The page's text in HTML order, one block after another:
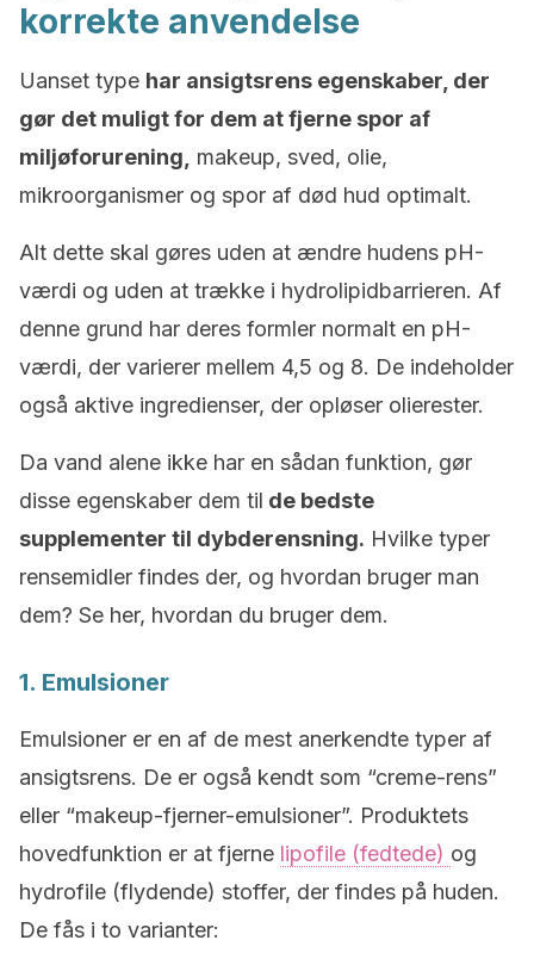
korrekte anvendelse
Uanset type har ansigtsrens egenskaber, der
gør det muligt for dem at fjerne spor af
miljøforurening,
makeup, sved, olie,
mikroorganismer og spor af død hud optimalt.
Alt dette skal gøres uden at ændre hudens pH-
værdi og uden at trække i hydrolipidbarrieren. Af
denne grund har deres formler normalt en pH-
værdi, der varierer mellem 4,5 og 8. De indeholder
også aktive ingredienser, der opløser olierester.
Da vand alene ikke har en sådan funktion, gør
disse egenskaber dem til de bedste
supplementer til dybderensning. Hvilke typer
rensemidler findes der, og hvordan bruger man
dem? Se her, hvordan du bruger dem.
1. Emulsioner
Emulsioner er en af de mest anerkendte typer af
ansigtsrens. De er også kendt som “creme-rens”
eller “makeup-fjerner-emulsioner”. Produktets
hovedfunktion er at fjerne lipofile (fedtede) og
hydrofile (flydende) stoffer, der findes på huden.
De fås i to varianter: